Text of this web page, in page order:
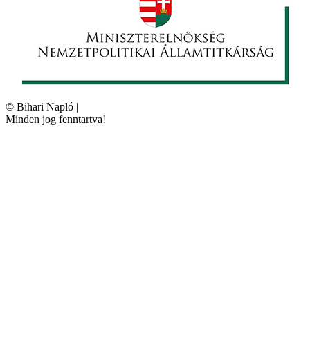
© Bihari Napló |
Minden jog fenntartva!